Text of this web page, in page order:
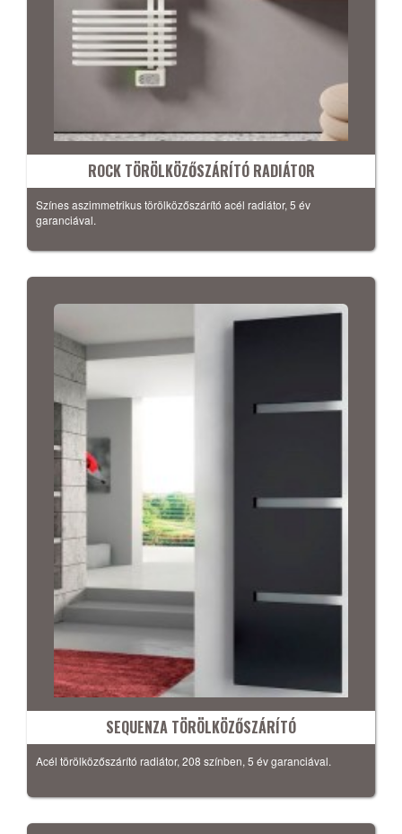
ROCK TÖRÖLKÖZŐSZÁRÍTÓ RADIÁTOR
Színes aszimmetrikus törölközőszárító acél radiátor, 5 év
garanciával.
SEQUENZA TÖRÖLKÖZŐSZÁRÍTÓ
Acél törölközőszárító radiátor, 208 színben, 5 év garanciával.